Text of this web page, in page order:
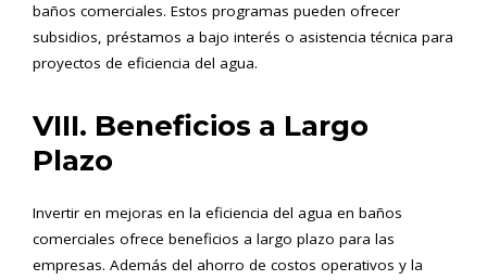
baños comerciales. Estos programas pueden ofrecer
subsidios, préstamos a bajo interés o asistencia técnica para
proyectos de eficiencia del agua.
VIII. Beneficios a Largo
Plazo
Invertir en mejoras en la eficiencia del agua en baños
comerciales ofrece beneficios a largo plazo para las
empresas. Además del ahorro de costos operativos y la